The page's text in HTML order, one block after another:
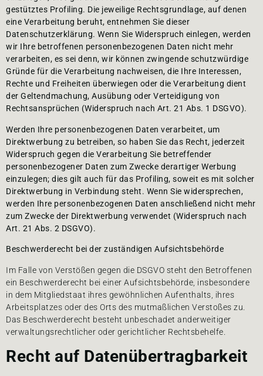
gestütztes Profiling. Die jeweilige Rechtsgrundlage, auf denen
eine Verarbeitung beruht, entnehmen Sie dieser
Datenschutzerklärung. Wenn Sie Widerspruch einlegen, werden
wir Ihre betroffenen personenbezogenen Daten nicht mehr
verarbeiten, es sei denn, wir können zwingende schutzwürdige
Gründe für die Verarbeitung nachweisen, die Ihre Interessen,
Rechte und Freiheiten überwiegen oder die Verarbeitung dient
der Geltendmachung, Ausübung oder Verteidigung von
Rechtsansprüchen (Widerspruch nach Art. 21 Abs. 1 DSGVO).
Werden Ihre personenbezogenen Daten verarbeitet, um
Direktwerbung zu betreiben, so haben Sie das Recht, jederzeit
Widerspruch gegen die Verarbeitung Sie betreffender
personenbezogener Daten zum Zwecke derartiger Werbung
einzulegen; dies gilt auch für das Profiling, soweit es mit solcher
Direktwerbung in Verbindung steht. Wenn Sie widersprechen,
werden Ihre personenbezogenen Daten anschließend nicht mehr
zum Zwecke der Direktwerbung verwendet (Widerspruch nach
Art. 21 Abs. 2 DSGVO).
Beschwerderecht bei der zuständigen Aufsichtsbehörde
Im Falle von Verstößen gegen die DSGVO steht den Betroffenen
ein Beschwerderecht bei einer Aufsichtsbehörde, insbesondere
in dem Mitgliedstaat ihres gewöhnlichen Aufenthalts, ihres
Arbeitsplatzes oder des Orts des mutmaßlichen Verstoßes zu.
Das Beschwerderecht besteht unbeschadet anderweitiger
verwaltungsrechtlicher oder gerichtlicher Rechtsbehelfe.
Recht auf Datenübertragbarkeit